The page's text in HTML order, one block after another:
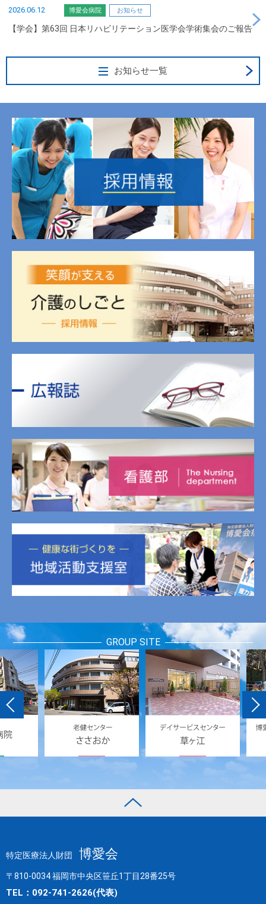
お知らせ
博愛会病院
2026.06.12
【学会】第63回 日本リハビリテーション医学会学術集会のご報告
お知らせ一覧
GROUP SITE
特定医療法人財団 博愛会
〒810-0034 福岡市中央区笹丘1丁目28番25号
TEL： 092-741-2626(代表)